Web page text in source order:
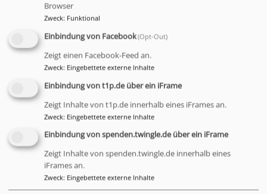
dekanat.bayreuth.nord@elkb.de
Stellvertretender Dekan Region Südwest:
Browser
Zweck: Funktional
Einbindung von Facebook(Opt-Out)
Zeigt einen Facebook-Feed an.
Zweck: Eingebettete externe Inhalte
Einbindung von t1p.de über ein iFrame
Zeigt Inhalte von t1p.de innerhalb eines iFrames an.
Zweck: Eingebettete externe Inhalte
Einbindung von spenden.twingle.de über ein iFrame
Zeigt Inhalte von spenden.twingle.de innerhalb eines
iFrames an.
Zweck: Eingebettete externe Inhalte